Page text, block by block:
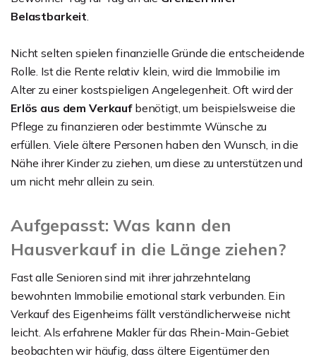
Belastbarkeit.
Nicht selten spielen finanzielle Gründe die entscheidende
Rolle. Ist die Rente relativ klein, wird die Immobilie im
Alter zu einer kostspieligen Angelegenheit. Oft wird der
Erlös aus dem Verkauf benötigt, um beispielsweise die
Pflege zu finanzieren oder bestimmte Wünsche zu
erfüllen. Viele ältere Personen haben den Wunsch, in die
Nähe ihrer Kinder zu ziehen, um diese zu unterstützen und
um nicht mehr allein zu sein.
Aufgepasst: Was kann den
Hausverkauf in die Länge ziehen?
Fast alle Senioren sind mit ihrer jahrzehntelang
bewohnten Immobilie emotional stark verbunden. Ein
Verkauf des Eigenheims fällt verständlicherweise nicht
leicht. Als erfahrene Makler für das Rhein-Main-Gebiet
beobachten wir häufig, dass ältere Eigentümer den